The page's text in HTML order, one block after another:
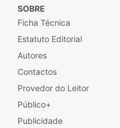
SOBRE
Ficha Técnica
Estatuto Editorial
Autores
Contactos
Provedor do Leitor
Público+
Publicidade